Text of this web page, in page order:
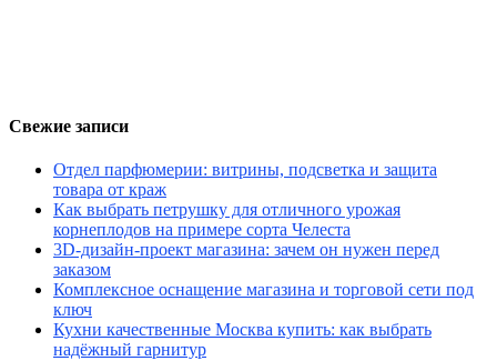
Свежие записи
Отдел парфюмерии: витрины, подсветка и защита
товара от краж
Как выбрать петрушку для отличного урожая
корнеплодов на примере сорта Челеста
3D-дизайн-проект магазина: зачем он нужен перед
заказом
Комплексное оснащение магазина и торговой сети под
ключ
Кухни качественные Москва купить: как выбрать
надёжный гарнитур